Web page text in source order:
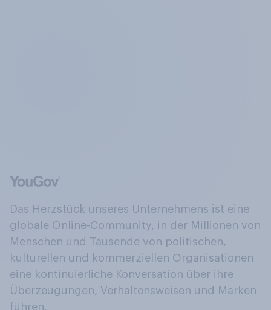
Das Herzstück unseres Unternehmens ist eine
globale Online-Community, in der Millionen von
Menschen und Tausende von politischen,
kulturellen und kommerziellen Organisationen
eine kontinuierliche Konversation über ihre
Überzeugungen, Verhaltensweisen und Marken
führen.